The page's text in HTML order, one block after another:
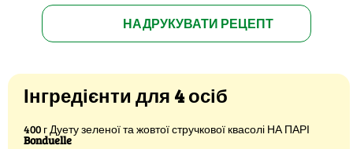
НАДРУКУВАТИ РЕЦЕПТ
Інгредієнти для 4 осіб
400 г Дуету зеленої та жовтої стручкової квасолі НА ПАРІ
Bonduelle